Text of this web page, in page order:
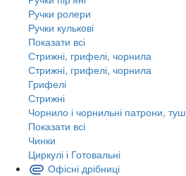
Ручки ролери
Ручки кулькові
Показати всі
Стрижні, грифелі, чорнила
Стрижні, грифелі, чорнила
Грифелі
Стрижні
Чорнило і чорнильні патрони, туш
Показати всі
Чинки
Циркулі і Готовальні
Офісні дрібниці